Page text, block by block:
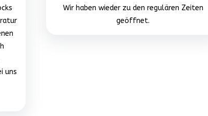
uns
Wir haben wieder zu den regulären Zeiten
geöffnet.